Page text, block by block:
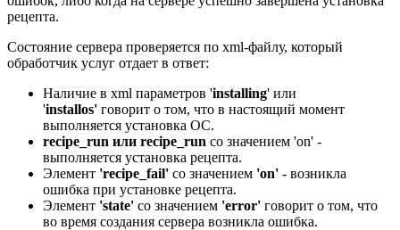
рецепта.
Состояние сервера проверяется по xml-файлу, который
обработчик услуг отдает в ответ:
Наличие в xml параметров 'installing' или
'installos' говорит о том, что в настоящий момент
выполняется установка ОС.
recipe_run или recipe_run со значением 'on' -
выполняется установка рецепта.
Элемент 'recipe_fail' со значением 'on' - возникла
ошибка при установке рецепта.
Элемент 'state' со значением 'error' говорит о том, что
во время создания сервера возникла ошибка.